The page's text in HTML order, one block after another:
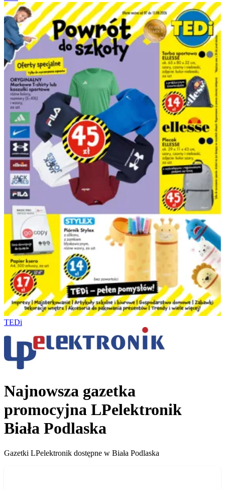
TEDi
Najnowsza gazetka
promocyjna LPelektronik
Biała Podlaska
Gazetki LPelektronik dostępne w Biała Podlaska